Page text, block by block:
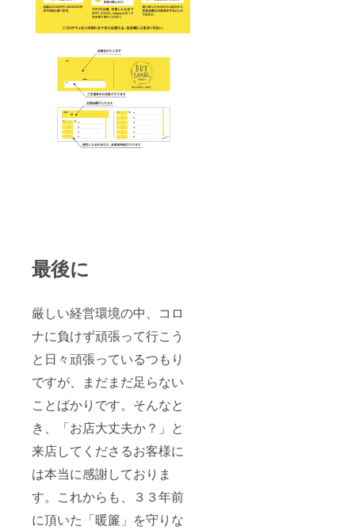
最後に
厳しい経営環境の中、コロ
ナに負けず頑張って行こう
と日々頑張っているつもり
ですが、まだまだ足らない
ことばかりです。そんなと
き、「お店大丈夫か？」と
来店してくださるお客様に
は本当に感謝しておりま
す。これからも、３３年前
に頂いた「暖簾」を守りな